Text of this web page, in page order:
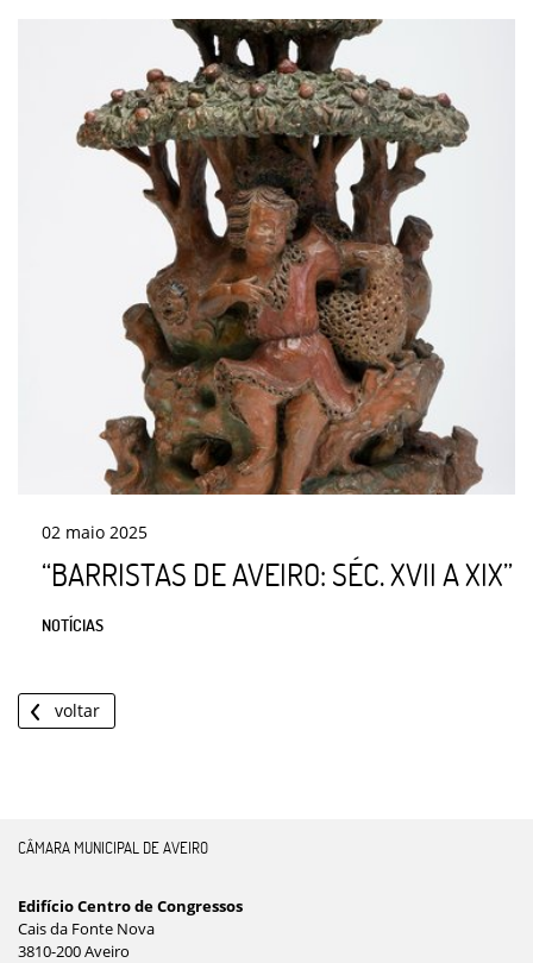
02 maio 2025
“BARRISTAS DE AVEIRO: SÉC. XVII A XIX”
NOTÍCIAS
voltar
CÂMARA MUNICIPAL DE AVEIRO
Edifício Centro de Congressos
Cais da Fonte Nova
3810-200 Aveiro